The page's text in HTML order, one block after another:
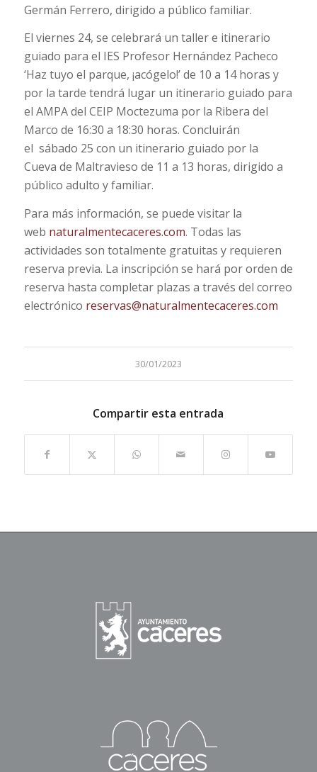
Germán Ferrero, dirigido a público familiar.
El viernes 24, se celebrará un taller e itinerario
guiado para el IES Profesor Hernández Pacheco
‘Haz tuyo el parque, ¡acógelo!’ de 10 a 14 horas y
por la tarde tendrá lugar un itinerario guiado para
el AMPA del CEIP Moctezuma por la Ribera del
Marco de 16:30 a 18:30 horas. Concluirán
el sábado 25 con un itinerario guiado por la
Cueva de Maltravieso de 11 a 13 horas, dirigido a
público adulto y familiar.
Para más información, se puede visitar la
web naturalmentecaceres.com. Todas las
actividades son totalmente gratuitas y requieren
reserva previa. La inscripción se hará por orden de
reserva hasta completar plazas a través del correo
electrónico reservas@naturalmentecaceres.com
30/01/2023
Compartir esta entrada